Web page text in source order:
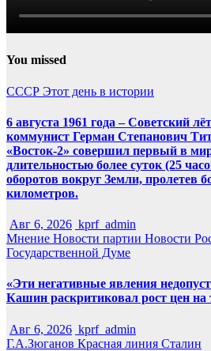
You missed
СССР Этот день в истории
6 августа 1961 года – Советский
коммунист Герман Степанович
«Восток-2» совершил первый в
длительностью более суток (25
оборотов вокруг Земли, пролетев
километров.
Авг 6, 2026 kprf_admin
Мнение Новости партии Новости
Государственной Думе
«Эти негативные явления
Кашин раскритиковал рост цен на
Авг 6, 2026 kprf_admin
Г.А.Зюганов Красная линия Сталин